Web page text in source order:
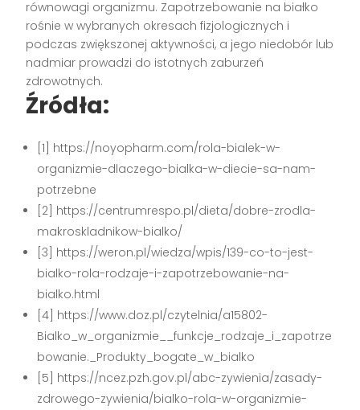
równowagi organizmu. Zapotrzebowanie na białko
rośnie w wybranych okresach fizjologicznych i
podczas zwiększonej aktywności, a jego niedobór lub
nadmiar prowadzi do istotnych zaburzeń
zdrowotnych.
Źródła:
[1] https://noyopharm.com/rola-bialek-w-
organizmie-dlaczego-bialka-w-diecie-sa-nam-
potrzebne
[2] https://centrumrespo.pl/dieta/dobre-zrodla-
makroskladnikow-bialko/
[3] https://weron.pl/wiedza/wpis/139-co-to-jest-
bialko-rola-rodzaje-i-zapotrzebowanie-na-
bialko.html
[4] https://www.doz.pl/czytelnia/a15802-
Bialko_w_organizmie__funkcje_rodzaje_i_zapotrze
bowanie._Produkty_bogate_w_bialko
[5] https://ncez.pzh.gov.pl/abc-zywienia/zasady-
zdrowego-zywienia/bialko-rola-w-organizmie-